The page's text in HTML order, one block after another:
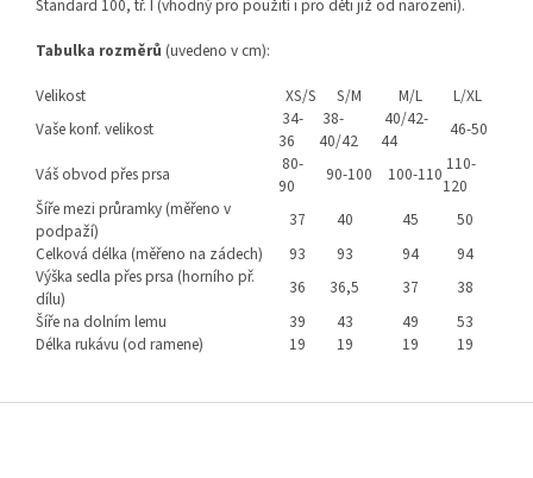
Standard 100, tř. I (vhodný pro použití i pro děti již od narození).
Tabulka rozměrů (uvedeno v cm):
Velikost
XS/S S/M M/L
L/XL
Vaše konf. velikost
34-
36
38-
40/42
40/42-
44
46-50
Váš obvod přes prsa
80-
90
90-100 100-110 110-
120
Šíře mezi průramky (měřeno v
podpaží)
37 40 45
50
Celková délka (měřeno na zádech)
93 93 94
94
Výška sedla přes prsa (horního př.
dílu)
36 36,5 37
38
Šíře na dolním lemu
39 43 49
53
Délka rukávu (od ramene)
19 19 19 19